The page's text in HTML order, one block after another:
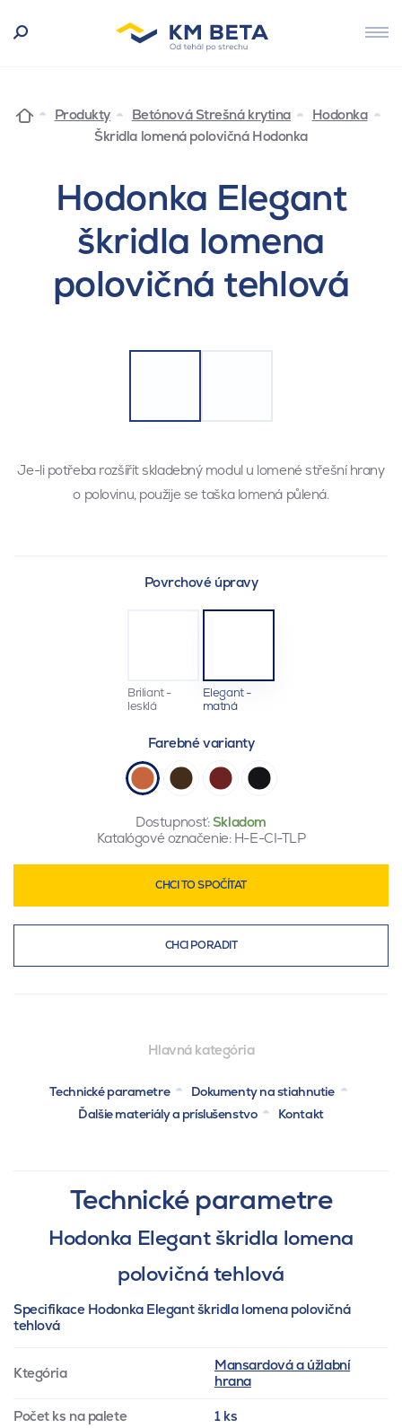
Produkty Betónová Strešná krytina
Hodonka
Škridla lomená polovičná Hodonka
Hodonka Elegant
škridla lomena
polovičná tehlová
Je-li potřeba rozšířit skladebný modul u lomené střešní hrany
o polovinu, použije se taška lomená půlená.
Povrchové úpravy
Briliant -
lesklá
Elegant -
matná
Farebné varianty
Dostupnosť:Skladom
Katalógové označenie: H-E-CI-TLP
CHCI TO SPOČÍTAT
CHCI PORADIT
Hlavná kategória
Technické parametre
Dokumenty na stiahnutie
Ďalšie materiály a príslušenstvo
Kontakt
Technické parametre
Hodonka Elegant škridla lomena
polovičná tehlová
Specifikace Hodonka Elegant škridla lomena polovičná
tehlová
Ktegória
Mansardová a úžlabní
hrana
Počet ks na palete 1 ks